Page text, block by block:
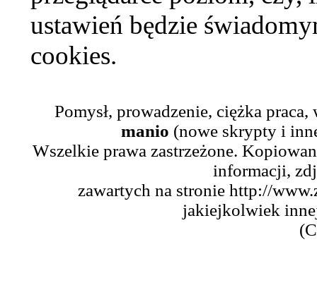
ustawień będzie
cookies.
Pomysł, prowadzenie, ciężka
manio (nowe skrypty i
Wszelkie prawa zastrzeżone.
informacji,
zawartych na stronie http://
jakiejkolwiek